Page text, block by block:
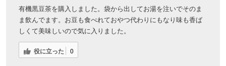
有機黒豆茶を購入しました。袋から出してお湯を注いでそのま
ま飲んでます。お豆も食べれておやつ代わりにもなり味も香ば
しくて美味しいので気に入りました。
役に立った 0